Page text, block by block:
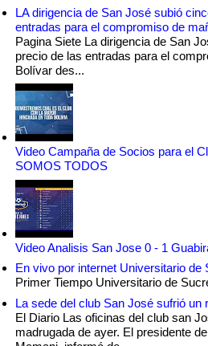
LA dirigencia de San José subió
entradas para el compromiso de
Pagina Siete La dirigencia de San
precio de las entradas para el
Bolívar des...
Video Campaña de Socios para el
SOMOS TODOS
Video Analisis San Jose 0 - 1
En vivo por internet Universitario de
Primer Tiempo Universitario de
La sede del club San José sufrió
El Diario Las oficinas del club san
madrugada de ayer. El presidente